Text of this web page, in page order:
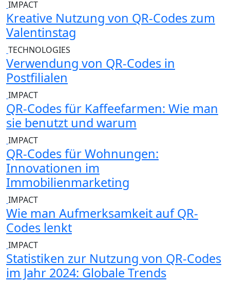
IMPACT
Kreative Nutzung von QR-Codes zum
Valentinstag
TECHNOLOGIES
Verwendung von QR-Codes in
Postfilialen
IMPACT
QR-Codes für Kaffeefarmen: Wie man
sie benutzt und warum
IMPACT
QR-Codes für Wohnungen:
Innovationen im
Immobilienmarketing
IMPACT
Wie man Aufmerksamkeit auf QR-
Codes lenkt
IMPACT
Statistiken zur Nutzung von QR-Codes
im Jahr 2024: Globale Trends